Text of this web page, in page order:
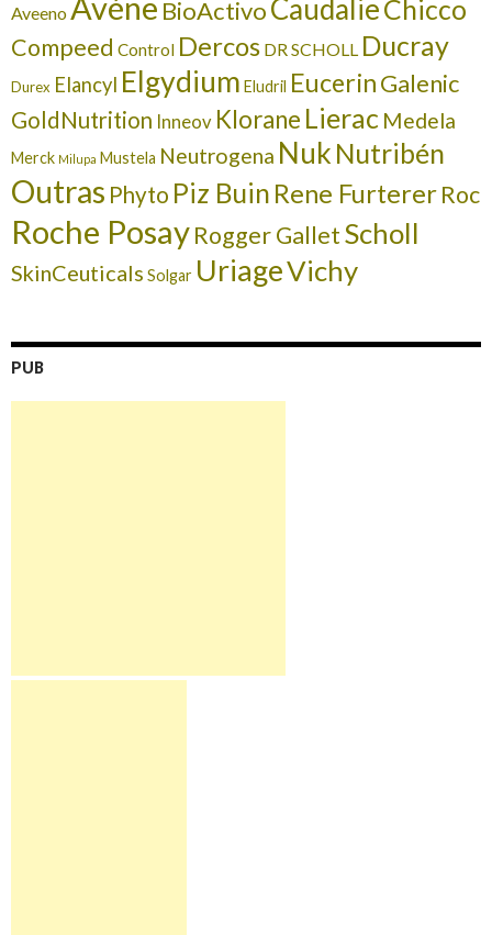
Aveeno BioActivoCaudalieChicco
Compeed Control Dercos DR SCHOLL Ducray
Durex Elancyl Elgydium Eludril EucerinGalenic
GoldNutrition Inneov Klorane Lierac Medela
Merck Milupa Mustela Neutrogena Nuk Nutribén
Outras Phyto Piz Buin Rene FurtererRoc
Roche PosayRogger GalletScholl
SkinCeuticals Solgar UriageVichy
PUB